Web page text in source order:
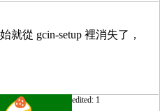
就從 gcin-setup 裡消失了，
edited: 1